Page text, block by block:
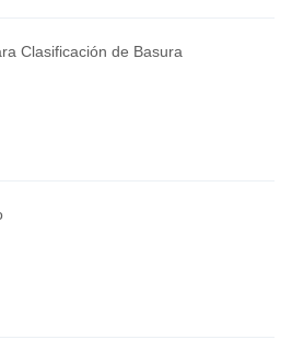
Clasificación de Basura